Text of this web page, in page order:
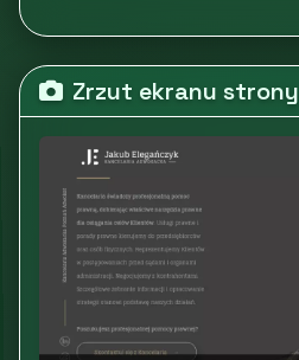
Zrzut ekranu strony